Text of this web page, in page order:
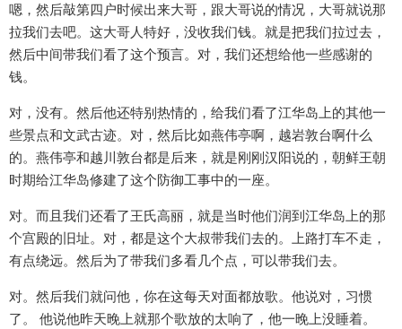
嗯，然后敲第四户时候出来大哥，跟大哥说的情况，大哥就说那
拉我们去吧。这大哥人特好，没收我们钱。就是把我们拉过去，
然后中间带我们看了这个预言。对，我们还想给他一些感谢的
钱。
对，没有。然后他还特别热情的，给我们看了江华岛上的其他一
些景点和文武古迹。对，然后比如燕伟亭啊，越岩敦台啊什么
的。燕伟亭和越川敦台都是后来，就是刚刚汉阳说的，朝鲜王朝
时期给江华岛修建了这个防御工事中的一座。
对。而且我们还看了王氏高丽，就是当时他们润到江华岛上的那
个宫殿的旧址。对，都是这个大叔带我们去的。上路打车不走，
有点绕远。然后为了带我们多看几个点，可以带我们去。
对。然后我们就问他，你在这每天对面都放歌。他说对，习惯
了。 他说他昨天晚上就那个歌放的太响了，他一晚上没睡着。